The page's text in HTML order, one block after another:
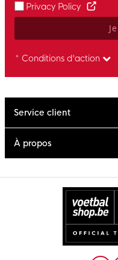
Privacy Policy
* Conditions d'action
Service client
À propos